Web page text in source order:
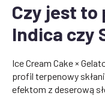
Czy jest
Indica czy
Ice Cream Cake ×
profil terpenowy
efektom z deserową